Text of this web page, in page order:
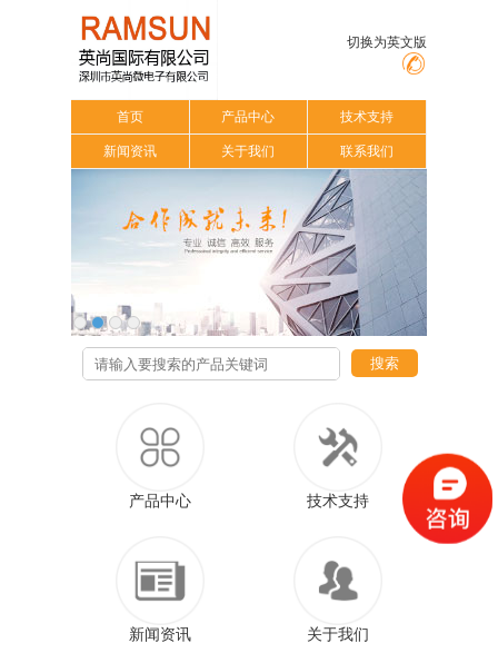
切换为英文版
首页 产品中心 技术支持
新闻资讯 关于我们 联系我们
搜索
产品中心 技术支持
新闻资讯 关于我们